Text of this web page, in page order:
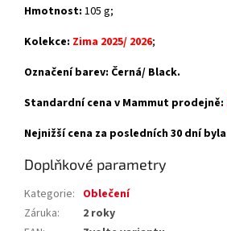
Hmotnost: 105 g;
Kolekce: Zima 2025/ 2026;
Označení barev: Černá/ Black.
Standardní cena v Mammut prodejně:
Nejnižší cena za posledních 30 dní
Doplňkové parametry
Kategorie: Oblečení
Záruka:
2 roky